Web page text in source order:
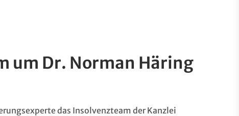
um Dr. Norman Häring
das Insolvenzteam der Kanzlei